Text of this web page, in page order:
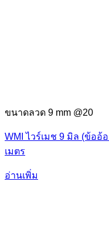
ขนาดลวด 9 mm @20
WMI ไวร์เมช 9 มิล (ข้ออ้
เมตร
อ่านเพิ่ม